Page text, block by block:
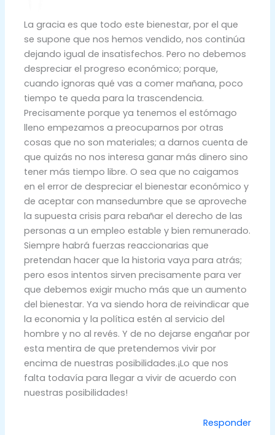
La gracia es que todo este bienestar, por el que
se supone que nos hemos vendido, nos continúa
dejando igual de insatisfechos. Pero no debemos
despreciar el progreso económico; porque,
cuando ignoras qué vas a comer mañana, poco
tiempo te queda para la trascendencia.
Precisamente porque ya tenemos el estómago
lleno empezamos a preocuparnos por otras
cosas que no son materiales; a darnos cuenta de
que quizás no nos interesa ganar más dinero sino
tener más tiempo libre. O sea que no caigamos
en el error de despreciar el bienestar económico y
de aceptar con mansedumbre que se aproveche
la supuesta crisis para rebañar el derecho de las
personas a un empleo estable y bien remunerado.
Siempre habrá fuerzas reaccionarias que
pretendan hacer que la historia vaya para atrás;
pero esos intentos sirven precisamente para ver
que debemos exigir mucho más que un aumento
del bienestar. Ya va siendo hora de reivindicar que
la economia y la política estén al servicio del
hombre y no al revés. Y de no dejarse engañar por
esta mentira de que pretendemos vivir por
encima de nuestras posibilidades.¡Lo que nos
falta todavía para llegar a vivir de acuerdo con
nuestras posibilidades!
Responder